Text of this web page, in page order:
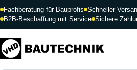
Fachberatung für Bauprofis Schneller
B2B-Beschaffung mit Service Sichere
Zum
Inhalt
springen